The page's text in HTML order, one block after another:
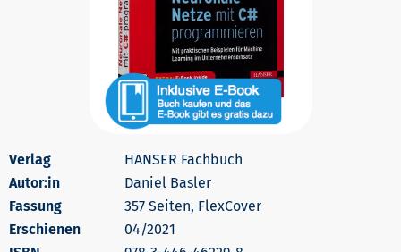
HANSER Fachbuch
Autor:in
Daniel Basler
357 Seiten, FlexCover
Erschienen
04/2021